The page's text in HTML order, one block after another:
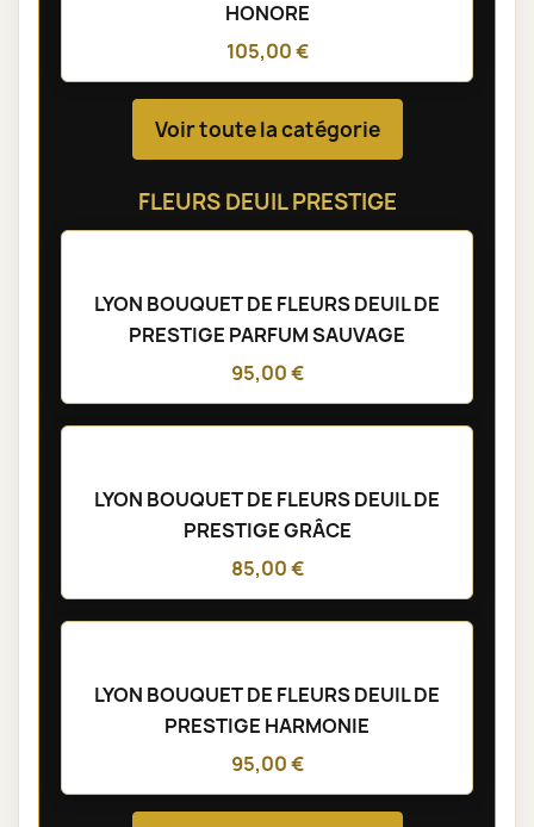
HONORE
105,00 €
Voir toute la catégorie
FLEURS DEUIL PRESTIGE
LYON BOUQUET DE FLEURS DEUIL DE
PRESTIGE PARFUM SAUVAGE
95,00 €
LYON BOUQUET DE FLEURS DEUIL DE
PRESTIGE GRÂCE
85,00 €
LYON BOUQUET DE FLEURS DEUIL DE
PRESTIGE HARMONIE
95,00 €